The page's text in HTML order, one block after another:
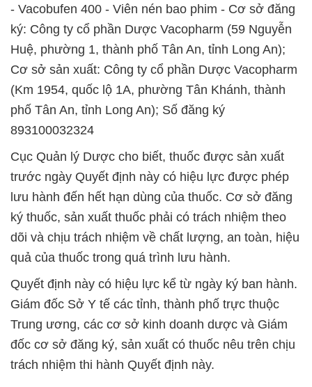
- Vacobufen 400 - Viên nén bao phim - Cơ sở đăng
ký: Công ty cổ phần Dược Vacopharm (59 Nguyễn
Huệ, phường 1, thành phố Tân An, tỉnh Long An);
Cơ sở sản xuất: Công ty cổ phần Dược Vacopharm
(Km 1954, quốc lộ 1A, phường Tân Khánh, thành
phố Tân An, tỉnh Long An); Số đăng ký
893100032324
Cục Quản lý Dược cho biết, thuốc được sản xuất
trước ngày Quyết định này có hiệu lực được phép
lưu hành đến hết hạn dùng của thuốc. Cơ sở đăng
ký thuốc, sản xuất thuốc phải có trách nhiệm theo
dõi và chịu trách nhiệm về chất lượng, an toàn, hiệu
quả của thuốc trong quá trình lưu hành.
Quyết định này có hiệu lực kể từ ngày ký ban hành.
Giám đốc Sở Y tế các tỉnh, thành phố trực thuộc
Trung ương, các cơ sở kinh doanh dược và Giám
đốc cơ sở đăng ký, sản xuất có thuốc nêu trên chịu
trách nhiệm thi hành Quyết định này.